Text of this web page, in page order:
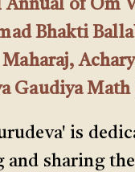
Annual of Om
Bhakti
Gaudiya
is
and sharing